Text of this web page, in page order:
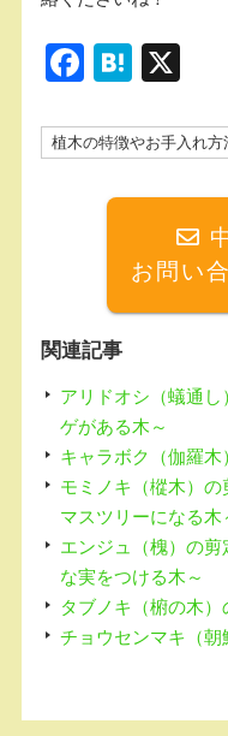
F
c
k
H
e
植木の特徴やお手入れ方
お問い
関連記事
アリドオシ（蟻通
ゲがある木～
キャラボク（伽羅
モミノキ（樅木）
マスツリーになる木
エンジュ（槐）の
な実をつける木～
タブノキ（椨の木
チョウセンマキ（